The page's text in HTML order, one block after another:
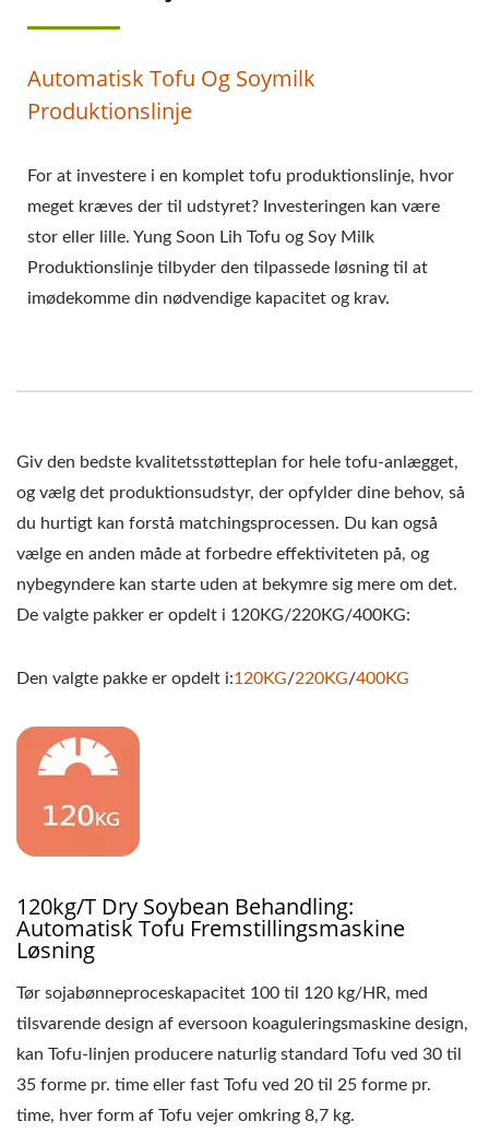
TOFU PRODUKTION,
TOFU PRODUKTIONS
FLOWDIAGRAM, TOFU
PRODUKTIONSPROCES,
TOFU
PRODUKTIONSPROCES,
AUTOMATISK TOFU
KOMMERCIEL TOFU
MASKINE, NEM TOFU
MAKER, STEGT TOFU
MASKINE, INDUSTRIEL
SOJAFØDE UDSTYR,
SOJAPROTEINMASKINE,
SOJAMÆLK OG TOFU-
FREMSTILLINGSMASKINE,
TOFUUDSTYR,
TOFUFABRIK,
TOFUMASINE,
TOFUMASINE TIL SALG,
TOFUMASINEPRODUCENT,
TOFUMASINEFABRIKANT,
TOFUMASINEPRIS,
Automatisk Tofu Og Soymilk
Produktionslinje
For at investere i en komplet tofu produktionslinje, hvor
meget kræves der til udstyret? Investeringen kan være
stor eller lille. Yung Soon Lih Tofu og Soy Milk
Produktionslinje tilbyder den tilpassede løsning til at
imødekomme din nødvendige kapacitet og krav.
Giv den bedste kvalitetsstøtteplan for hele tofu-anlægget,
og vælg det produktionsudstyr, der opfylder dine behov, så
du hurtigt kan forstå matchingsprocessen. Du kan også
vælge en anden måde at forbedre effektiviteten på, og
nybegyndere kan starte uden at bekymre sig mere om det.
De valgte pakker er opdelt i 120KG/220KG/400KG:
Den valgte pakke er opdelt i:120KG/220KG/400KG
120kg/T Dry Soybean Behandling:
Automatisk Tofu Fremstillingsmaskine
Løsning
Tør sojabønneproceskapacitet 100 til 120 kg/HR, med
tilsvarende design af eversoon koaguleringsmaskine design,
kan Tofu-linjen producere naturlig standard Tofu ved 30 til
35 forme pr. time eller fast Tofu ved 20 til 25 forme pr.
time, hver form af Tofu vejer omkring 8,7 kg.